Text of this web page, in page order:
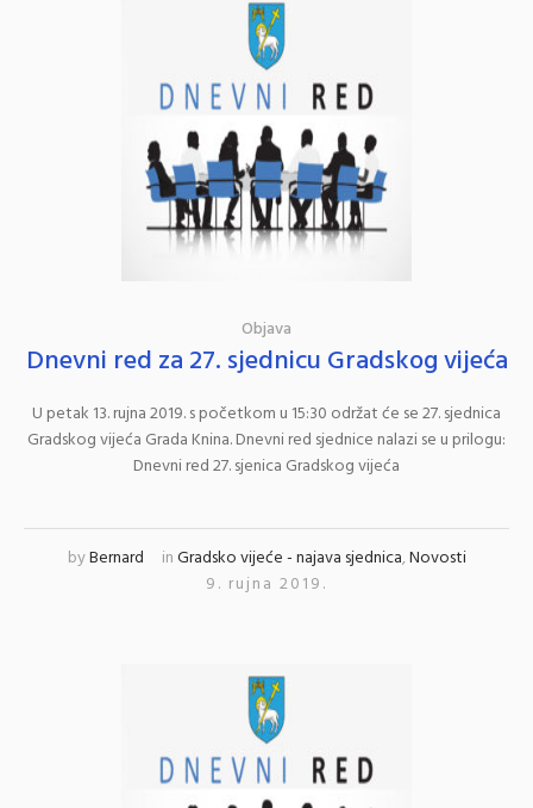
Objava
Dnevni red za 27. sjednicu Gradskog vijeća
U petak 13. rujna 2019. s početkom u 15:30 održat će se 27. sjednica
Gradskog vijeća Grada Knina. Dnevni red sjednice nalazi se u prilogu:
Dnevni red 27. sjenica Gradskog vijeća
byBernard inGradsko vijeće - najava sjednica,Novosti
9. rujna 2019.